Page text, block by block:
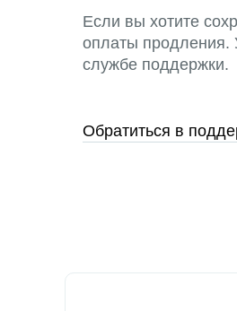
Если вы хотите
оплаты продления.
службе поддержки.
Обратиться в